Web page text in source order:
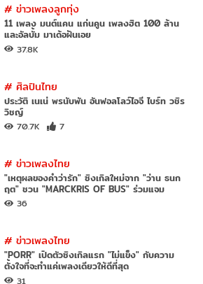
#ข่าวเพลงลูกทุ่ง
11 เพลง มนต์แคน แก่นคูน เพลงฮิต 100 ล้าน
และอัลบั้ม มาเด้อฝันเอย
37.8K
#ศิลปินไทย
ประวัติ เนเน่ พรนับพัน อันฟอลโลว์ไอจี ไบร์ท วชิร
วิชญ์
70.7K 7
#ข่าวเพลงไทย
"เหตุผลของคำว่ารัก" ซิงเกิลใหม่จาก "ว่าน ธนก
ฤต" ชวน "MARCKRIS OF BUS" ร่วมแจม
36
#ข่าวเพลงไทย
"PORR" เปิดตัวซิงเกิลแรก "ไม่แข็ง" กับความ
ตั้งใจที่จะทำแค่เพลงเดียวให้ดีที่สุด
31